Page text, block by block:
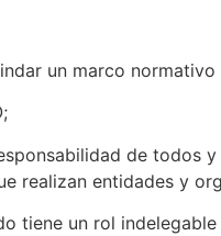
un marco
de todos
realizan entidades y
tiene un rol